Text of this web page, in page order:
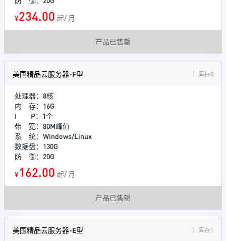
¥234.00 起/ 月
产品已售罄
美国精品云服务器-F型 库存0
处理器：8核
内 存：16G
I P：1个
带 宽：80M峰值
系 统：Windows/Linux
数据盘：130G
防 御：20G
¥162.00 起/ 月
产品已售罄
美国精品云服务器-E型 库存1